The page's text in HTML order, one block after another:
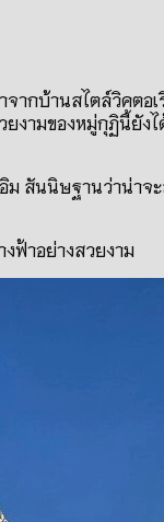
กบ้านสไตล์วิคตอ
ามของหมู่กุฏินี้ยั
สันนิษฐานว่าน่า
ฟ้าอย่างสวยงาม